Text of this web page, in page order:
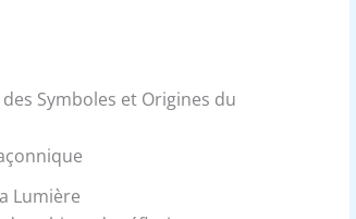
Symboles et Origines du
Lumière